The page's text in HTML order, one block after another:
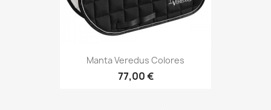
Manta Veredus Colores
77,00 €